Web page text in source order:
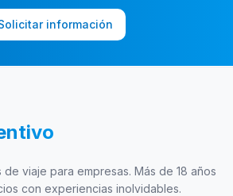
información
viaje para empresas. Más de 18 años
con experiencias inolvidables.